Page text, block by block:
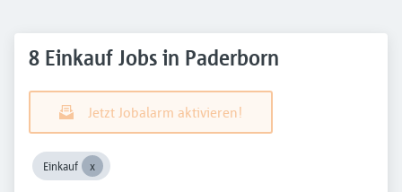
8 Einkauf Jobs in Paderborn
Jetzt Jobalarm aktivieren!
Einkauf